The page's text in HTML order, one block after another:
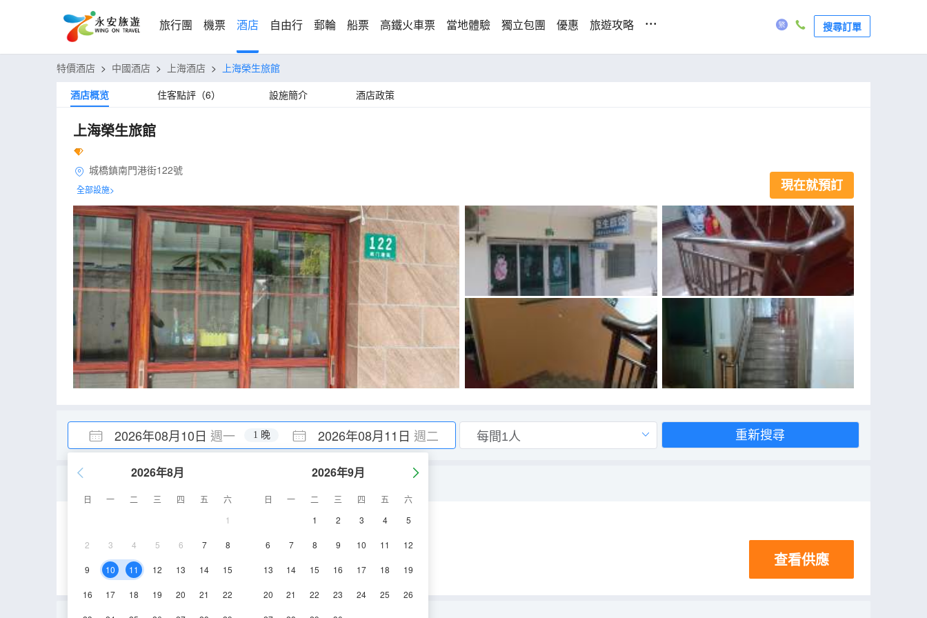
旅行團 機票 酒店 自由行 郵輪 船票 高鐵火車票 當地體驗 獨立包團 優惠 旅遊攻略 ... 搜尋訂單
特價酒店 > 中國酒店 > 上海酒店 >
上海榮生旅館
酒店概览
住客點評（6） 設施簡介 酒店政策
上海榮生旅館
城橋鎮南門港街122號
全部設施> 現在就預訂
2026年08月10日 週一 2026年08月11日 週二
1 晚
2026年8月
日 一 二 三 四 五
六
1
2 3 4 5 6 7 8
9 10 11 12 13 14 15
16 17 18 19 20 21 22
2026年9月
日 一 二 三 四 五
六
1
2 3 4 5
6 7 8 9 10 11 12
13 14 15 16 17 18 19
20 21 22 23 24 25 26
重新搜尋
電視機
查看供應